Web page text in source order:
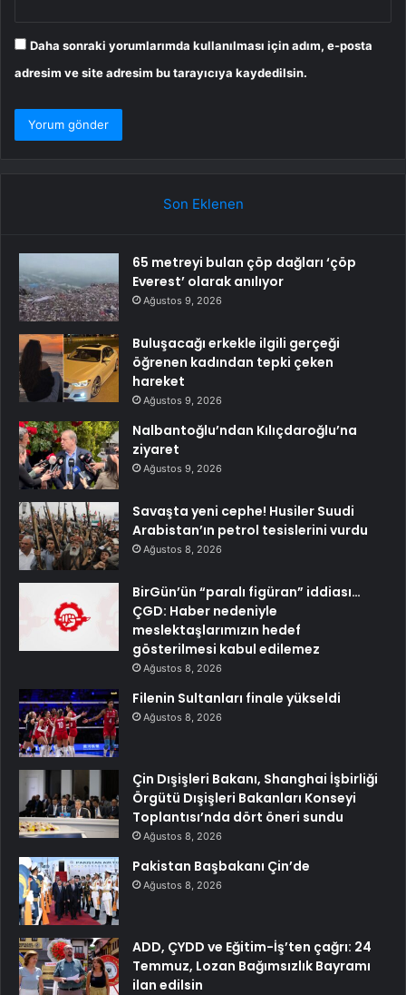
Daha sonraki yorumlarımda kullanılması için adım, e-posta
adresim ve site adresim bu tarayıcıya kaydedilsin.
Son Eklenen
65 metreyi bulan çöp dağları ‘çöp
Everest’ olarak anılıyor
Ağustos 9, 2026
Buluşacağı erkekle ilgili gerçeği
öğrenen kadından tepki çeken
hareket
Ağustos 9, 2026
Nalbantoğlu’ndan Kılıçdaroğlu’na
ziyaret
Ağustos 9, 2026
Savaşta yeni cephe! Husiler Suudi
Arabistan’ın petrol tesislerini vurdu
Ağustos 8, 2026
BirGün’ün “paralı figüran” iddiası…
ÇGD: Haber nedeniyle
meslektaşlarımızın hedef
gösterilmesi kabul edilemez
Ağustos 8, 2026
Filenin Sultanları finale yükseldi
Ağustos 8, 2026
Çin Dışişleri Bakanı, Shanghai İşbirliği
Örgütü Dışişleri Bakanları Konseyi
Toplantısı’nda dört öneri sundu
Ağustos 8, 2026
Pakistan Başbakanı Çin’de
Ağustos 8, 2026
ADD, ÇYDD ve Eğitim-İş’ten çağrı: 24
Temmuz, Lozan Bağımsızlık Bayramı
ilan edilsin